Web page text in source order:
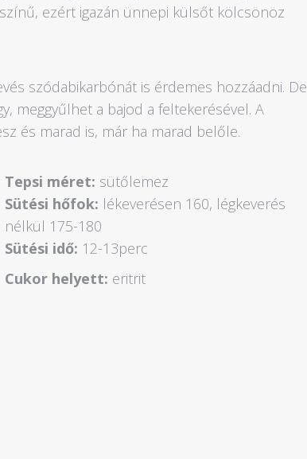
ezért igazán ünnepi külsőt kölcsönöz
szódabikarbónát is érdemes hozzáadni. De
meggyűlhet a bajod a feltekerésével. A
és marad is, már ha marad belőle.
Tepsi méret: sütőlemez
Sütési hőfok: lékeverésen 160, légkeverés
nélkül 175-180
Sütési idő: 12-13perc
Cukor helyett: eritrit